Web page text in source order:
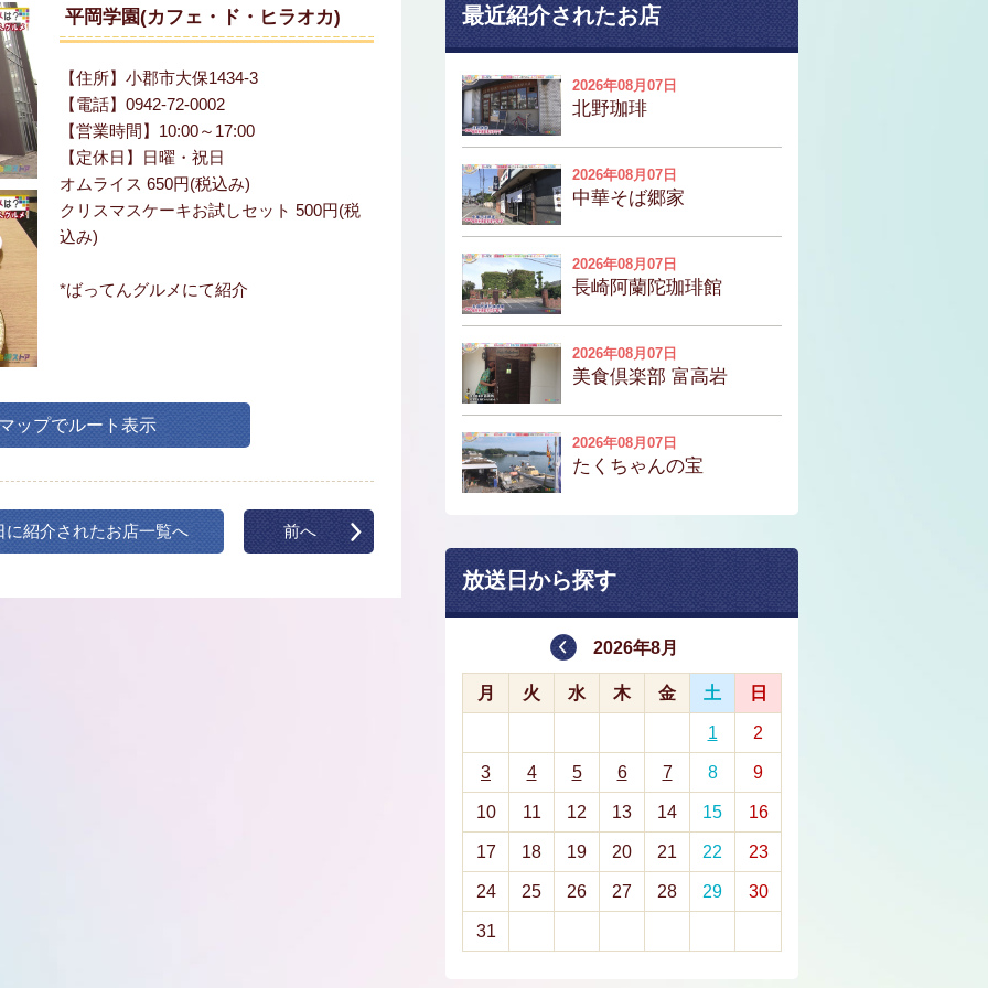
平岡学園(カフェ・ド・ヒラオカ)
【住所】小郡市大保1434-3
【電話】0942-72-0002
【営業時間】10:00～17:00
【定休日】日曜・祝日
オムライス 650円(税込み)
クリスマスケーキお試しセット 500円(税
込み)
*ばってんグルメにて紹介
ップでルート表示
に紹介されたお店一覧へ 前へ
最近紹介されたお店
2026年08月07日
北野珈琲
2026年08月07日
中華そば郷家
2026年08月07日
長崎阿蘭陀珈琲館
2026年08月07日
美食倶楽部 富高岩
2026年08月07日
たくちゃんの宝
放送日から探す
2026年8月
月 火 水 木 金 土 日
1 2
3 4 5 6 7 8 9
10 11 12 13 14 15 16
17 18 19 20 21 22 23
24 25 26 27 28 29 30
31